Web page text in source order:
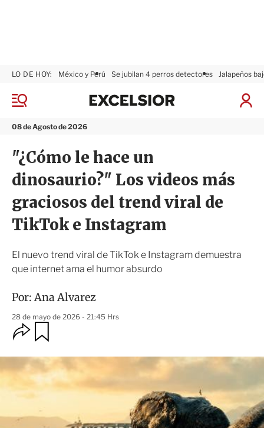
M
n
08 de Agosto de 2026
LO DE HOY: México y Perú Se jubilan 4 perros detectores Jalapeños
I
x
r
"¿Cómo le hace un
dinosaurio?" Los videos más
graciosos del trend viral de
TikTok e Instagram
El nuevo trend viral de TikTok e Instagram demuestra
que internet ama el humor absurdo
Por:Ana Alvarez
28 de mayo de 2026 - 21:45 Hrs
O
p
i
o
n
e
d
r
d
a
r